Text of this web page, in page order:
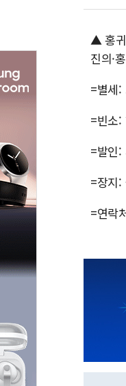
▲ 홍귀
진의·
=별세:
=빈소:
=발인:
=장지:
=연락